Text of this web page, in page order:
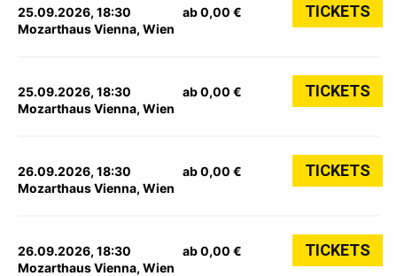
25.09.2026, 18:30
Mozarthaus Vienna, Wien
ab 0,00 € TICKETS
25.09.2026, 18:30
Mozarthaus Vienna, Wien
ab 0,00 € TICKETS
26.09.2026, 18:30
Mozarthaus Vienna, Wien
ab 0,00 € TICKETS
26.09.2026, 18:30
Mozarthaus Vienna, Wien
ab 0,00 € TICKETS